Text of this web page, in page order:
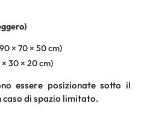
× 70 × 50 cm)
30 × 20 cm)
essere posizionate sotto il
caso di spazio limitato.